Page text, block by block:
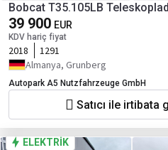
Bobcat T35.105LB
39 900 EUR
KDV hariç fiyat
2018
1291
Almanya, Grunberg
Autopark A5 Nutzfahrzeuge GmbH
Satıcı ile irtibata
ELEKTRIK